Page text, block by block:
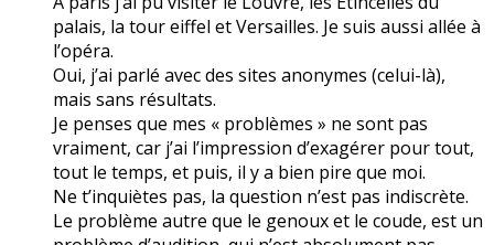
palais, la tour eiffel et Versailles. Je suis aussi allée à
l’opéra.
Oui, j’ai parlé avec des sites anonymes (celui-là),
mais sans résultats.
Je penses que mes « problèmes » ne sont pas
vraiment, car j’ai l’impression d’exagérer pour tout,
tout le temps, et puis, il y a bien pire que moi.
Ne t’inquiètes pas, la question n’est pas indiscrète.
Le problème autre que le genoux et le coude, est un